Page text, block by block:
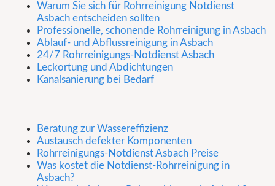
Warum Sie sich für Rohrreinigung Notdienst
Asbach entscheiden sollten
Professionelle, schonende Rohrreinigung in Asbach
Ablauf- und Abflussreinigung in Asbach
24/7 Rohrreinigungs-Notdienst Asbach
Leckortung und Abdichtungen
Kanalsanierung bei Bedarf
Beratung zur Wassereffizienz
Austausch defekter Komponenten
Rohrreinigungs-Notdienst Asbach Preise
Was kostet die Notdienst-Rohrreinigung in
Asbach?